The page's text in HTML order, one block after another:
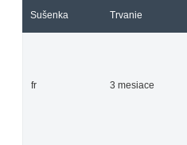
Sušenka Trvanie
fr 3 mesiace